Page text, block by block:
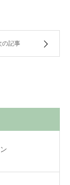
の記事